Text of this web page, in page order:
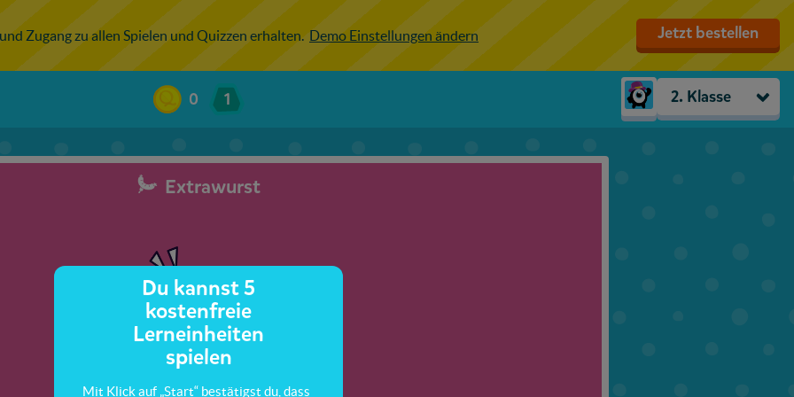
Zugang zu allen Spielen und Quizzen erhalten. Demo Einstellungen ändern Jetzt bestellen
0 1 2. Klasse
Extrawurst
Du kannst 5
kostenfreie
Lerneinheiten
spielen
Mit Klick auf „Start“ bestätigst du, dass